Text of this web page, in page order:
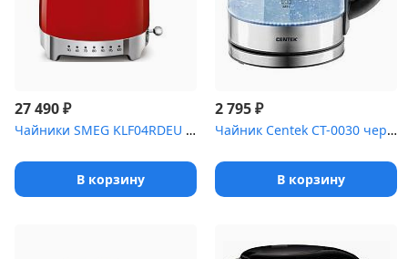
27 490₽
Чайники SMEG KLF04RDEU Стиль 50-х г., чайник электрический, 1.7 л...
В корзину
2 795₽
Чайник Centek CT-0030 черный стекло 1.7л, 2200Вт, внутр. LED подс...
В корзину